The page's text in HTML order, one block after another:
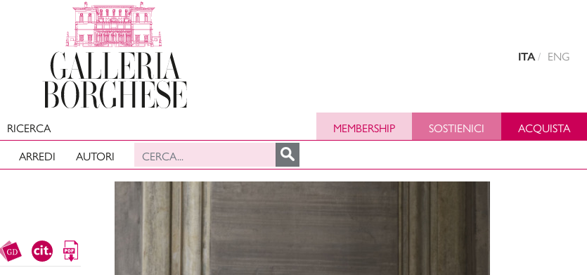
ITA ENG
ARREDI AUTORI
RICERCA MEMBERSHIP SOSTIENICI ACQUISTA